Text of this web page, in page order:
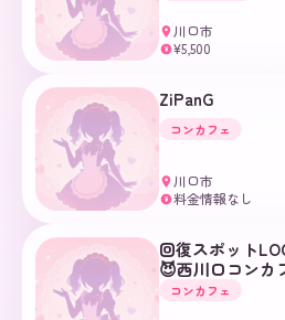
川口市
¥ ¥5,500
ZiPanG
コンカフェ
川口市
¥ 料金情報なし
回復スポット
😈西川口コンカ
コンカフェ